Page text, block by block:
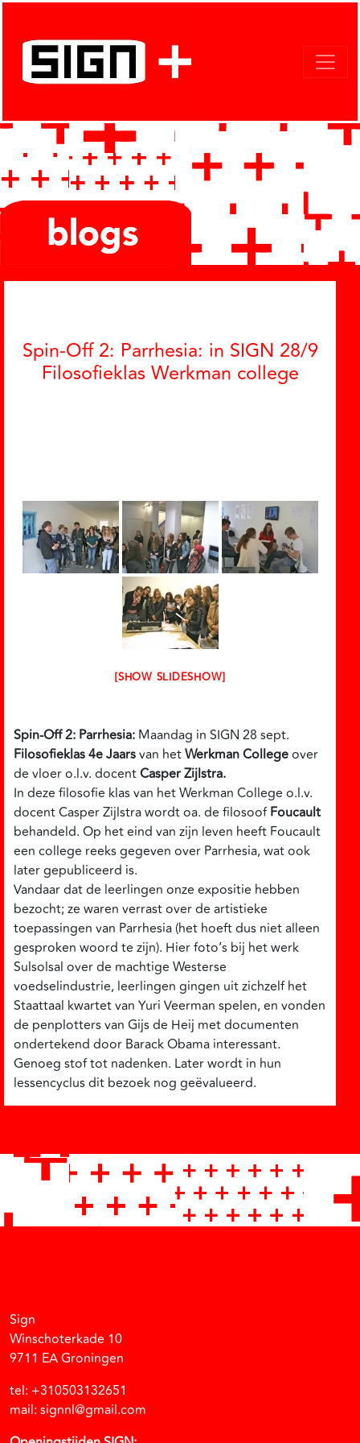
Spin-Off 2: Parrhesia: in SIGN 28/9
Filosofieklas Werkman college
[SHOW SLIDESHOW]
Spin-Off 2: Parrhesia: Maandag in SIGN 28 sept.
Filosofieklas 4e Jaarsvan hetWerkman Collegeover
de vloer o.l.v. docentCasper Zijlstra.
In deze filosofie klas van het Werkman College o.l.v.
docent Casper Zijlstra wordt oa. de filosoofFoucault
behandeld. Op het eind van zijn leven heeft Foucault
een college reeks gegeven over Parrhesia, wat ook
later gepubliceerd is.
Vandaar dat de leerlingen onze expositie hebben
bezocht; ze waren verrast over de artistieke
toepassingen van Parrhesia (het hoeft dus niet alleen
gesproken woord te zijn). Hier foto’s bij het werk
Sulsolsal over de machtige Westerse
voedselindustrie, leerlingen gingen uit zichzelf het
Staattaal kwartet van Yuri Veerman spelen, en vonden
de penplotters van Gijs de Heij met documenten
ondertekend door Barack Obama interessant.
Genoeg stof tot nadenken. Later wordt in hun
lessencyclus dit bezoek nog geëvalueerd.
Sign
Winschoterkade 10
9711 EA Groningen
tel: +310503132651
mail: signnl@gmail.com